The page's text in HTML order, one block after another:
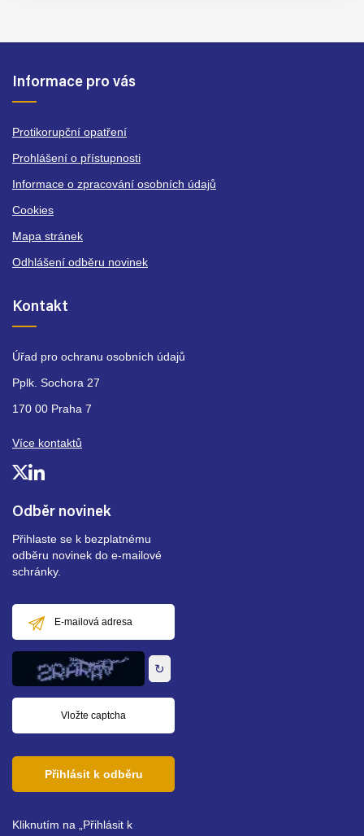
Odběr novinek
Přihlaste se k bezplatnému
odběru novinek do e-mailové
schránky.
mailová
adresa
↻
Přihlásit k odběru
Kliknutím na „Přihlásit k
Informace pro vás
Protikorupční opatření
Prohlášení o přístupnosti
Informace o zpracování osobních údajů
Cookies
Mapa stránek
Odhlášení odběru novinek
Kontakt
Úřad pro ochranu osobních údajů
Pplk. Sochora 27
170 00 Praha 7
Více kontaktů